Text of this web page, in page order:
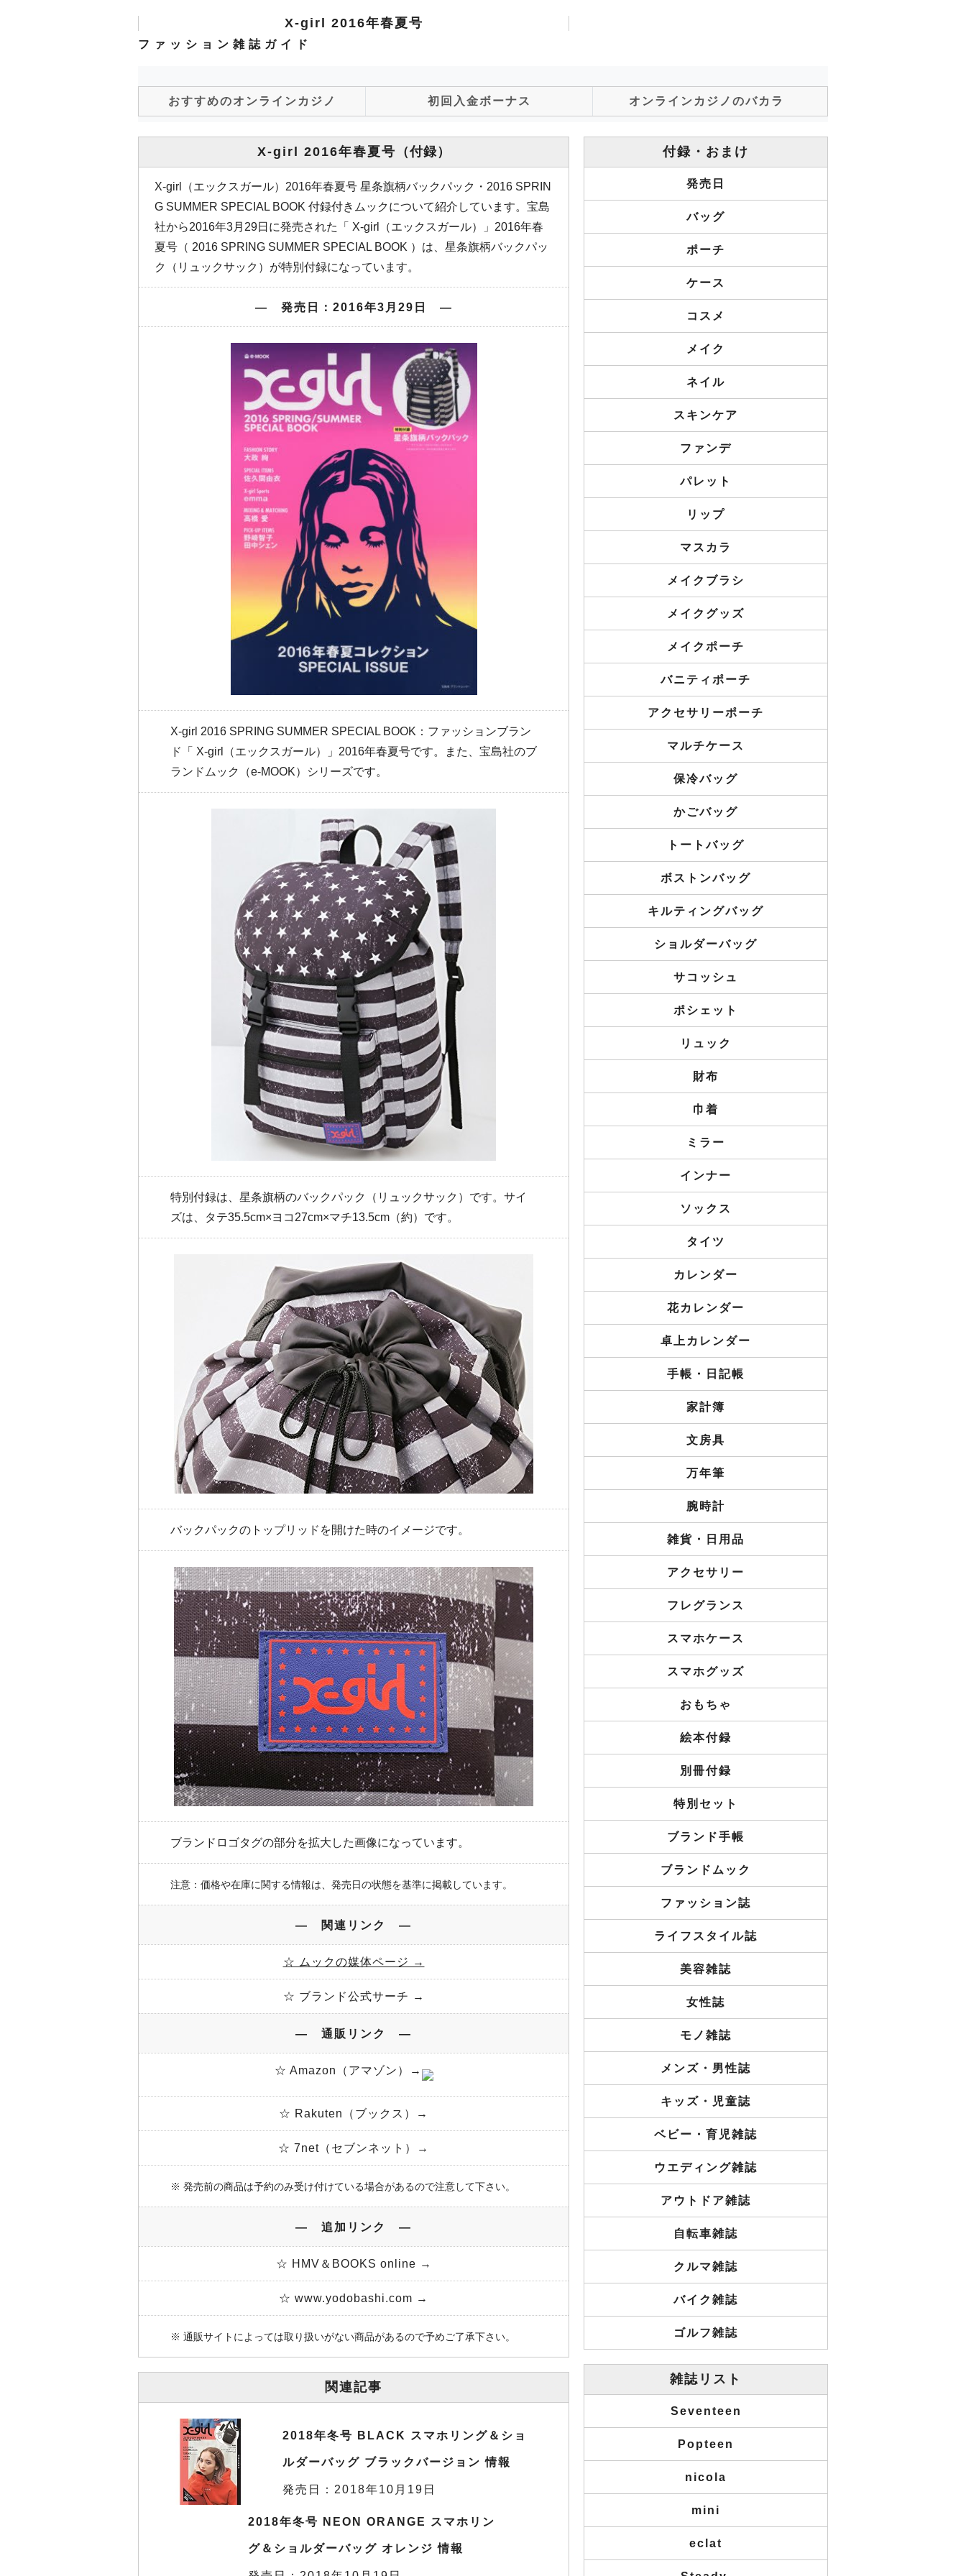
X-girl 2016年春夏号
ファッション雑誌ガイド
おすすめのオンラインカジノ 初回入金ボーナス オンラインカジノのバカラ
X-girl 2016年春夏号 （付録）
X-girl（エックスガール）2016年春夏号 星条旗柄バックパック・2016 SPRIN
G SUMMER SPECIAL BOOK 付録付きムックについて紹介しています。宝島
社から2016年3月29日に発売された「 X-girl（エックスガール）」2016年春
夏号（ 2016 SPRING SUMMER SPECIAL BOOK ）は、星条旗柄バックパッ
ク（リュックサック）が特別付録になっています。
― 発売日：2016年3月29日 ―
X-girl 2016 SPRING SUMMER SPECIAL BOOK：ファッションブラン
ド「 X-girl（エックスガール）」2016年春夏号です。また、宝島社のブ
ランドムック（e-MOOK）シリーズです。
特別付録は、星条旗柄のバックパック（リュックサック）です。サイ
ズは、タテ35.5cm×ヨコ27cm×マチ13.5cm（約）です。
バックパックのトップリッドを開けた時のイメージです。
ブランドロゴタグの部分を拡大した画像になっています。
注意：価格や在庫に関する情報は、発売日の状態を基準に掲載しています。
― 関連リンク ―
☆ ムックの媒体ページ →
☆ ブランド公式サーチ →
― 通販リンク ―
☆ Amazon（アマゾン）→
☆ Rakuten（ブックス）→
☆ 7net（セブンネット）→
※ 発売前の商品は予約のみ受け付けている場合があるので注意して下さい。
― 追加リンク ―
☆ HMV＆BOOKS online →
☆ www.yodobashi.com →
※ 通販サイトによっては取り扱いがない商品があるので予めご了承下さい。
関連記事
2018年冬号 BLACK スマホリング＆ショ
ルダーバッグ ブラックバージョン 情報
発売日：2018年10月19日
2018年冬号 NEON ORANGE スマホリン
グ＆ショルダーバッグ オレンジ 情報
付録・おまけ
発売日
バッグ
ポーチ
ケース
コスメ
メイク
ネイル
スキンケア
ファンデ
パレット
リップ
マスカラ
メイクブラシ
メイクグッズ
メイクポーチ
バニティポーチ
アクセサリーポーチ
マルチケース
保冷バッグ
かごバッグ
トートバッグ
ボストンバッグ
キルティングバッグ
ショルダーバッグ
サコッシュ
ポシェット
リュック
財布
巾着
ミラー
インナー
ソックス
タイツ
カレンダー
花カレンダー
卓上カレンダー
手帳・日記帳
家計簿
文房具
万年筆
腕時計
雑貨・日用品
アクセサリー
フレグランス
スマホケース
スマホグッズ
おもちゃ
絵本付録
別冊付録
特別セット
ブランド手帳
ブランドムック
ファッション誌
ライフスタイル誌
美容雑誌
女性誌
モノ雑誌
メンズ・男性誌
キッズ・児童誌
ベビー・育児雑誌
ウエディング雑誌
アウトドア雑誌
自転車雑誌
クルマ雑誌
バイク雑誌
ゴルフ雑誌
雑誌リスト
Seventeen
Popteen
nicola
mini
eclat